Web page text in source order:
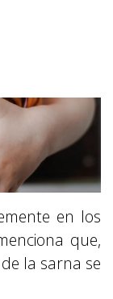
en los
que,
la sarna se